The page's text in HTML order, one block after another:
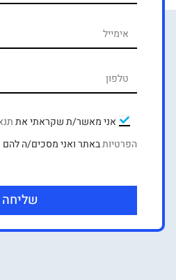
אני מאשר/ת שקראתי את
הפרטיותבאתר ואני מסכים/ה להם
שליחה